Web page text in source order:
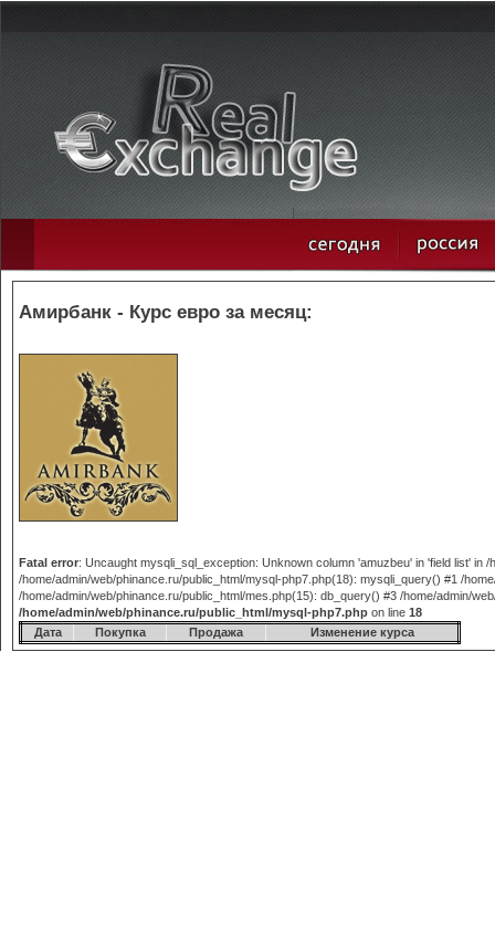
Амирбанк - Курс евро за месяц:
Fatal error: Uncaught mysqli_sql_exception: Unknown column 'amuzbeu' in 'field list'
/home/admin/web/phinance.ru/public_html/mysql-php7.php(18): mysqli_query() #1 /
/home/admin/web/phinance.ru/public_html/mes.php(15): db_query() #3 /home/admin/
/home/admin/web/phinance.ru/public_html/mysql-php7.php on line 18
Дата
Покупка Продажа Изменение курса